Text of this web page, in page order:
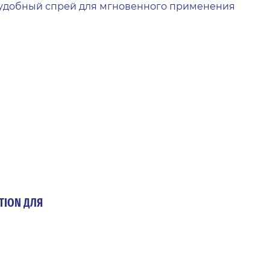
спрей для мгновенного применения
ДЛЯ
от